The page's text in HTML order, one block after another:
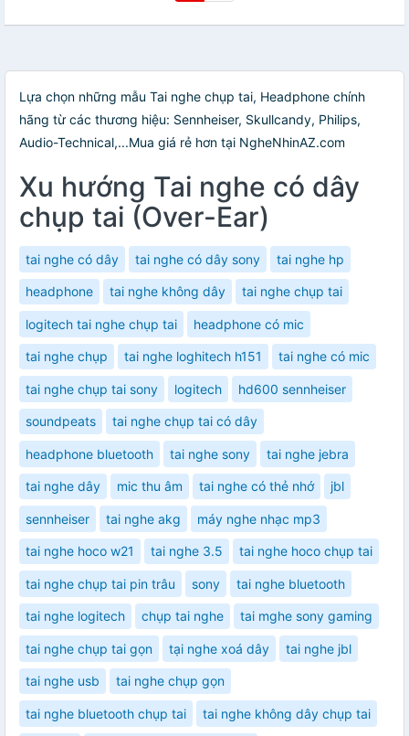
Lựa chọn những mẫu Tai nghe chụp tai, Headphone chính
hãng từ các thương hiệu: Sennheiser, Skullcandy, Philips,
Audio-Technical,...Mua giá rẻ hơn tại NgheNhinAZ.com
Xu hướng Tai nghe có dây
chụp tai (Over-Ear)
tai nghe có dây tai nghe có dây sony tai nghe hp
headphone tai nghe không dây tai nghe chụp tai
logitech tai nghe chụp tai headphone có mic
tai nghe chụp tai nghe loghitech h151 tai nghe có mic
tai nghe chụp tai sony logitech hd600 sennheiser
soundpeats tai nghe chụp tai có dây
headphone bluetooth tai nghe sony tai nghe jebra
tai nghe dây mic thu âm tai nghe có thẻ nhớ jbl
sennheiser tai nghe akg máy nghe nhạc mp3
tai nghe hoco w21 tai nghe 3.5 tai nghe hoco chụp tai
tai nghe chụp tai pin trâu sony tai nghe bluetooth
tai nghe logitech chụp tai nghe tai mghe sony gaming
tai nghe chụp tai gọn tại nghe xoá dây tai nghe jbl
tai nghe usb tai nghe chụp gọn
tai nghe bluetooth chụp tai tai nghe không dây chụp tai